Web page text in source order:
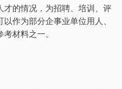
的情况，为招聘、培训、评
作为部分企事业单位用人、
材料之一。